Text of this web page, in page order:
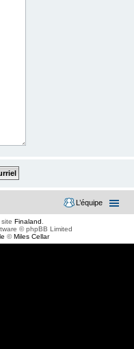
L’équipe
Finaland
© phpBB Limited
©Miles Cellar